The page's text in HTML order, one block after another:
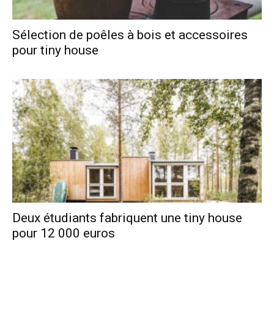
Sélection de poêles à bois et accessoires
pour tiny house
Deux étudiants fabriquent une tiny house
pour 12 000 euros